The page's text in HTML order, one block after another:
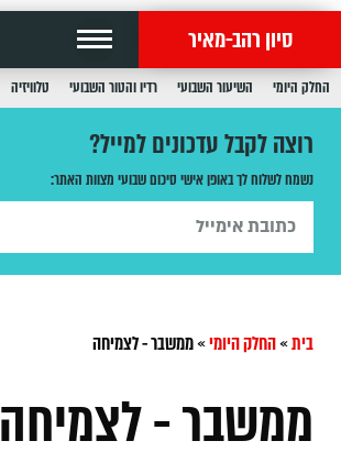
סיון רהב-מאיר
החלק היומי השיעור השבועי רדיו והטור השבועי טלוויזיה
רוצה לקבל עדכונים למייל?
נשמח לשלוח לך באופן אישי סיכום שבועי מצוות האתר:
בית»החלק היומי»‏ממשבר - לצמיחה
‏ממשבר - לצמיחה